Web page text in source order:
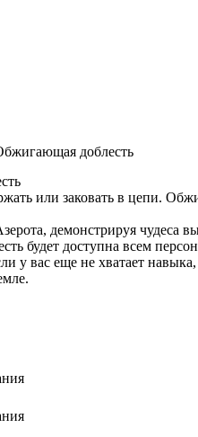
доблесть
или заковать в цепи.
демонстрируя чудеса
будет доступна всем
у вас еще не хватает